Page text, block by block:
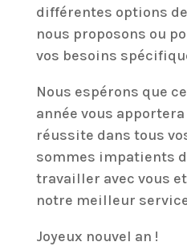
différentes options
nous proposons ou
vos besoins
Nous espérons que
année vous
réussite dans tous
sommes impatients
travailler avec vous
notre meilleur
Joyeux nouvel an !